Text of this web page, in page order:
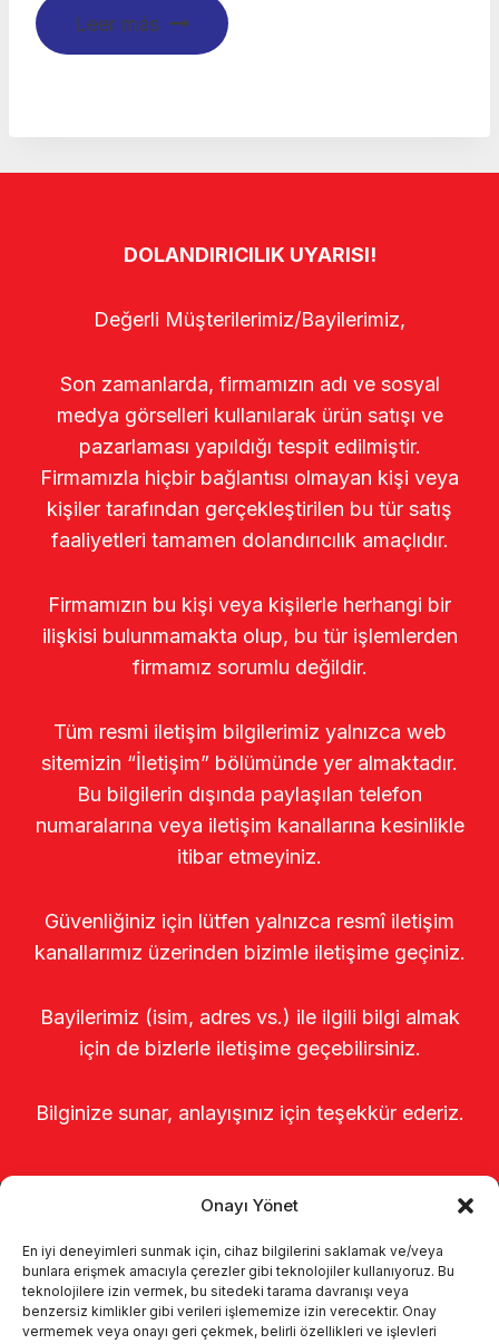
Onayı Yönet
En iyi deneyimleri sunmak için, cihaz bilgilerini saklamak ve/veya
bunlara erişmek amacıyla çerezler gibi teknolojiler kullanıyoruz. Bu
teknolojilere izin vermek, bu sitedeki tarama davranışı veya
benzersiz kimlikler gibi verileri işlememize izin verecektir. Onay
vermemek veya onayı geri çekmek, belirli özellikleri ve işlevleri
Leer más
DOLANDIRICILIK UYARISI!
Değerli Müşterilerimiz/Bayilerimiz,
Son zamanlarda, firmamızın adı ve sosyal
medya görselleri kullanılarak ürün satışı ve
pazarlaması yapıldığı tespit edilmiştir.
Firmamızla hiçbir bağlantısı olmayan kişi veya
kişiler tarafından gerçekleştirilen bu tür satış
faaliyetleri tamamen dolandırıcılık amaçlıdır.
Firmamızın bu kişi veya kişilerle herhangi bir
ilişkisi bulunmamakta olup, bu tür işlemlerden
firmamız sorumlu değildir.
Tüm resmi iletişim bilgilerimiz yalnızca web
sitemizin “İletişim” bölümünde yer almaktadır.
Bu bilgilerin dışında paylaşılan telefon
numaralarına veya iletişim kanallarına kesinlikle
itibar etmeyiniz.
Güvenliğiniz için lütfen yalnızca resmî iletişim
kanallarımız üzerinden bizimle iletişime geçiniz.
Bayilerimiz (isim, adres vs.) ile ilgili bilgi almak
için de bizlerle iletişime geçebilirsiniz.
Bilginize sunar, anlayışınız için teşekkür ederiz.
Página de inicio Sobre nosotros